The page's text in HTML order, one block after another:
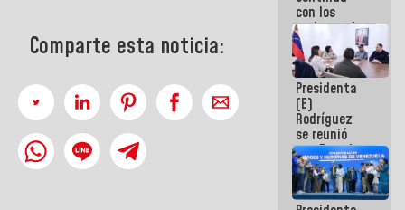
Comparte esta noticia:
con los
trabajos de
mantenimiento
e inspección
en la Línea 2
Presidenta
(E)
Rodríguez
se reunió
con Estado
Mayor
Eléctrico
para